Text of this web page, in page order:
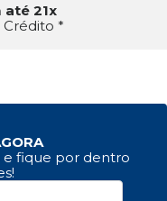
até 21x
*
e fique por dentro